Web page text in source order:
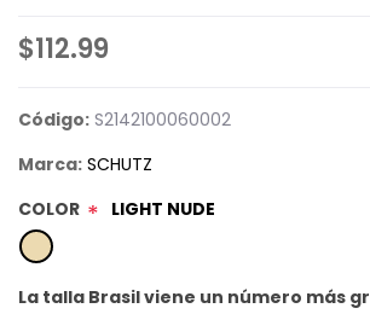
$112.99
Código: S2142100060002
Marca: SCHUTZ
COLOR * LIGHT NUDE
La talla Brasil viene un número más